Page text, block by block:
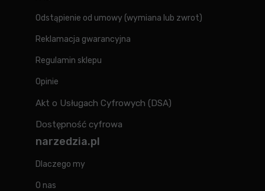
Odstąpienie od umowy (wymiana lub zwrot)
Reklamacja gwarancyjna
Regulamin sklepu
Opinie
Akt o Usługach Cyfrowych (DSA)
Dostępność cyfrowa
narzedzia.pl
Dlaczego my
O nas